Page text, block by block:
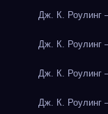
Дж. К. Роулинг
Дж. К. Роулинг
Дж. К. Роулинг
Дж. К. Роулинг